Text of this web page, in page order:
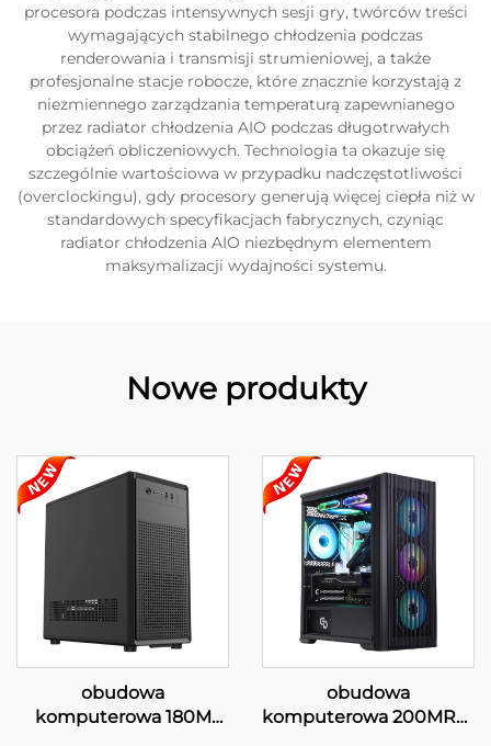
procesora podczas intensywnych sesji gry, twórców treści
wymagających stabilnego chłodzenia podczas
renderowania i transmisji strumieniowej, a także
profesjonalne stacje robocze, które znacznie korzystają z
niezmiennego zarządzania temperaturą zapewnianego
przez radiator chłodzenia AIO podczas długotrwałych
obciążeń obliczeniowych. Technologia ta okazuje się
szczególnie wartościowa w przypadku nadczęstotliwości
(overclockingu), gdy procesory generują więcej ciepła niż w
standardowych specyfikacjach fabrycznych, czyniąc
radiator chłodzenia AIO niezbędnym elementem
maksymalizacji wydajności systemu.
Nowe produkty
obudowa
komputerowa 180M
obudowa
komputerowa 200MR01